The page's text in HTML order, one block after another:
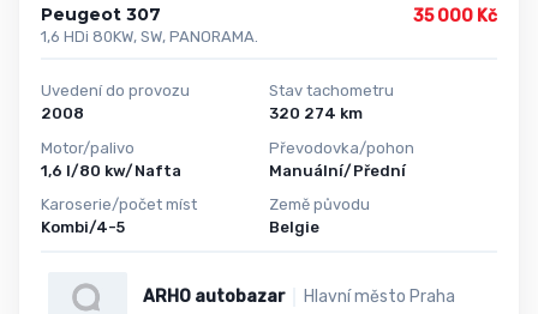
Peugeot 307
1,6 HDi 80KW, SW, PANORAMA.
35 000 Kč
Uvedení do provozu
2008
Motor/palivo
1,6 l/80 kw/Nafta
Karoserie/počet míst
Kombi/4-5
Stav tachometru
320 274 km
Převodovka/pohon
Manuální/Přední
Země původu
Belgie
ARHO autobazar Hlavní město Praha